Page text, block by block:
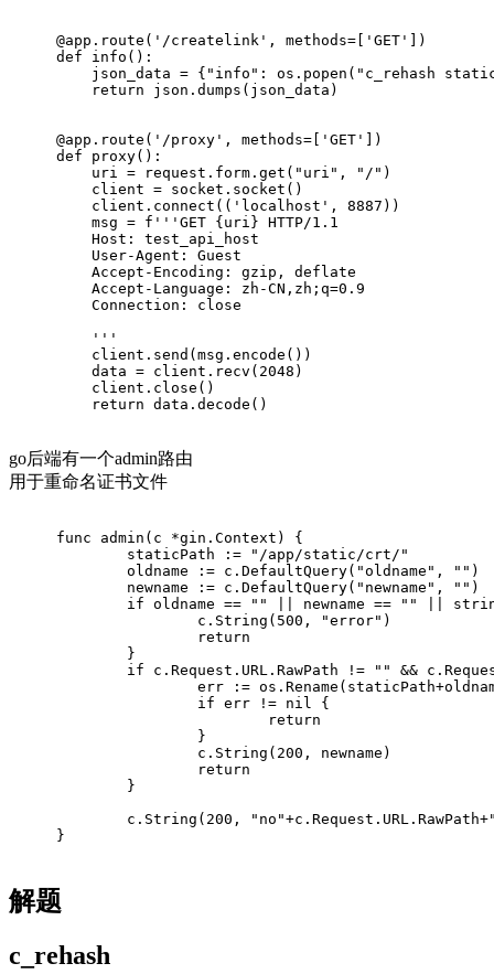
@app.route( '/createlink' , methods=[ 'GET'
)
def
info ():
    json_data = {
"info" : os.popen( "c_rehash
return json.dumps(json_data)
@app.route( '/proxy' , methods=[ 'GET'
)
def
proxy():
    uri = request.form.get(
"uri" , "/" )
    client = socket.socket()
    client.connect((
'localhost' , 8887 ))
    msg =
f'''GET {uri} HTTP/1.1
    Host: test_api_host
    User-Agent: Guest
    Accept-Encoding: gzip, deflate
    Accept-Language: zh-CN,zh;q=0.9
    Connection: close
    '''
    client.send(msg.encode())
    data = client.recv(
2048 )
    client.close()
return data.decode()
go后端有一个admin路由
用于重命名证书文件
func admin(c *gin.Context) {
	staticPath :=
"/app/static/crt/"
	oldname := c.DefaultQuery(
"oldname" , "" )
	newname := c.DefaultQuery(
"newname" , "" )
if oldname == "" || newname == ""
||
		c.String(
500 , "error" )
return
	}
if c.Request.URL.RawPath != ""
&&
err :=
if err != nil {
return
		}
		c.String(
200 , newname)
return
	}
	c.String(
200 , "no"+c.Request.URL.RawPath+
}
解题
c_rehash